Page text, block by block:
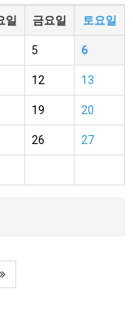
일 금요일 토요일
5 6
12 13
19 20
26 27